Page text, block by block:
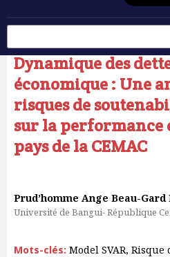
Vol. 5 No 11 (2024): Revue française
Articles
Dynamique des
économique : Une
risques de
sur la performance
pays de la CEMAC
Prud’homme Ange Beau-Gard
Université de Bangui- République
Mots-clés: Model SVAR,